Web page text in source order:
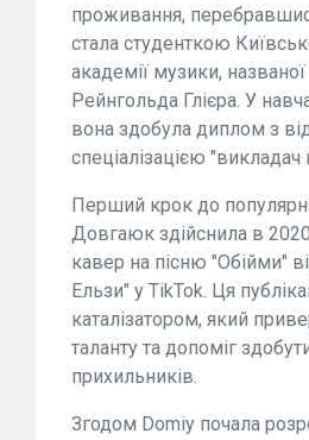
проживання,
стала студенткою
академії музики, названої
Рейнгольда Глієра. У
вона здобула диплом з
спеціалізацією "викладач
Перший крок до
Довгаюк здійснила в
кавер на пісню "Обійми"
Ельзи" у TikTok. Ця
каталізатором, який
таланту та допоміг
прихильників.
Згодом Domiy почала